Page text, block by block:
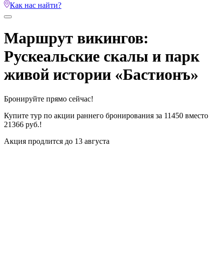
Как нас найти?
Маршрут викингов:
Рускеальские скалы и парк
живой истории «Бастионъ»
Бронируйте прямо сейчас!
Купите тур по акции раннего бронирования за 11450 вместо
21366 руб.!
Акция продлится до 13 августа